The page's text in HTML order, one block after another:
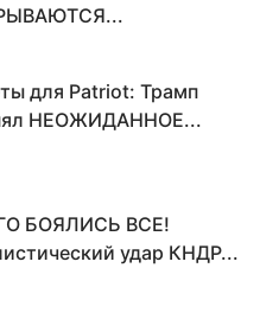
для Patriot: Трамп
НЕОЖИДАННОЕ...
БОЯЛИСЬ ВСЕ!
удар КНДР...